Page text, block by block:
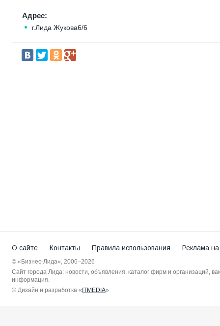
Адрес:
г.Лида Жукова6/6
О сайте Контакты Правила использования Реклама
© «Бизнес-Лида», 2006–2026
Сайт города Лида: новости, объявления, каталог фирм и организаций,
информация.
© Дизайн и разработка « ITMEDIA»